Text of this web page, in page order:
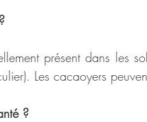
présent dans les
Les cacaoyers
?